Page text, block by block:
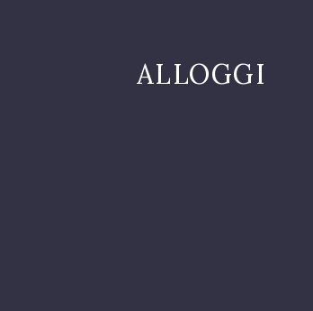
ALLOGGI